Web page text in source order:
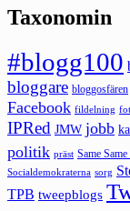
Taxonomin
#blogg100
bloggare bloggosfären
Facebook fildelning
IPRed JMW jobb
politik präst Same
Socialdemokraterna sorg
TPB tweepblogs